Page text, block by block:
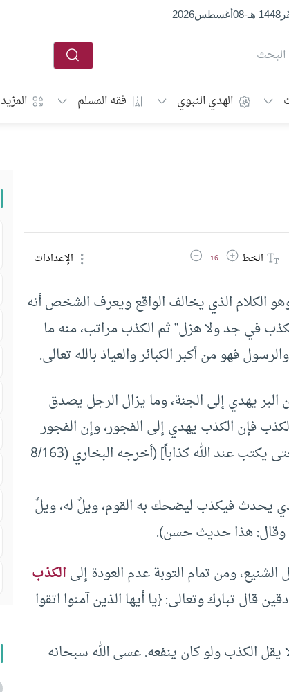
1448 هـ -
08أغسطس2026
الهدي النبوي فقه المسلم المزيد
الخطزيادة حجم الخط
16 تقليل حجم الخط الإعدادات
الكلام الذي يخالف الواقع ويعرف الشخص أنه
في جد ولا هزل” ثم الكذب مراتب، منه ما
فهو من أكبر الكبائر والعياذ بالله تعالى.
البر يهدي إلى الجنة، وما يزال الرجل يصدق
فإن الكذب يهدي إلى الفجور، وإن الفجور
يهدي إلى النار، وما يزال الرجل يكذب يتحرى الكذب حتى يكتب عند الله كذاباً] (أخرجه البخاري (8/163
يحدث فيكذب ليضحك به القوم، ويلٌ له، ويلٌ
ومن تمام التوبة عدم العودة إلىالكذب
تبارك وتعالى: {يا أيها الذين آمنوا اتقوا
الكذب ولو كان ينفعه. عسى الله سبحانه